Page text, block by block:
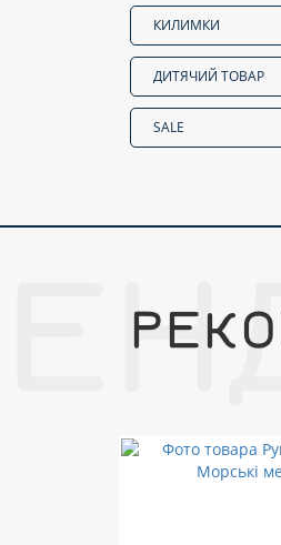
КИЛИМКИ
ДИТЯЧИЙ ТОВАР
SALE